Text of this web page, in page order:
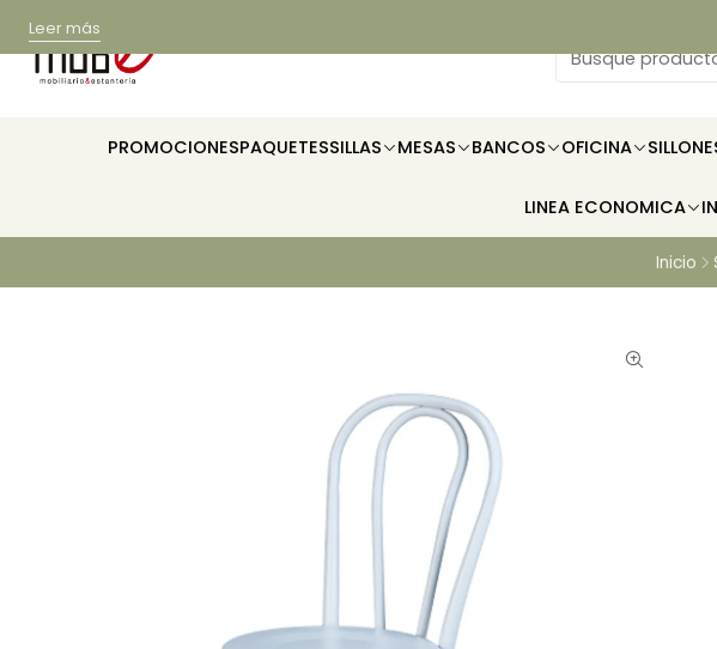
PROMOCIONESPAQUETESSILLAS MESAS BANCOS OFICINA
LINEA ECONOMICA
Leer más
Inicio